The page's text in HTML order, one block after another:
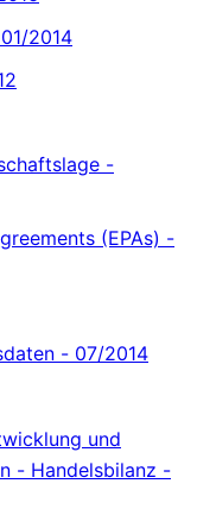
2014
-
(EPAs) -
- 07/2014
und
- Handelsbilanz -